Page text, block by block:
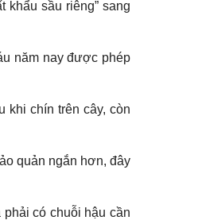
khẩu sầu riêng” sang
năm nay được phép
khi chín trên cây, còn
quản ngắn hơn, đây
có chuỗi hậu cần